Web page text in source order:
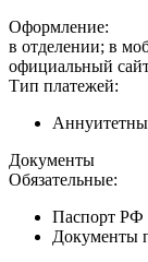
Оформление:
в отделении; в
официальный
Тип платежей:
Документы
Обязательные:
Паспорт РФ
Документы